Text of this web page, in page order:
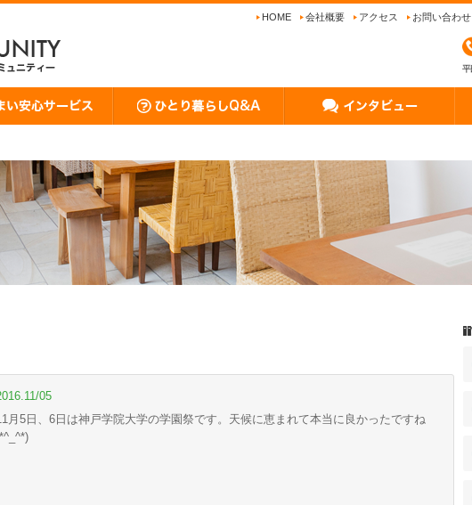
HOME 会社概要 アクセス お問い合わせ
月5日、6日は神戸学院大学の学園祭です。天候に恵まれて本当に良かったですね
05